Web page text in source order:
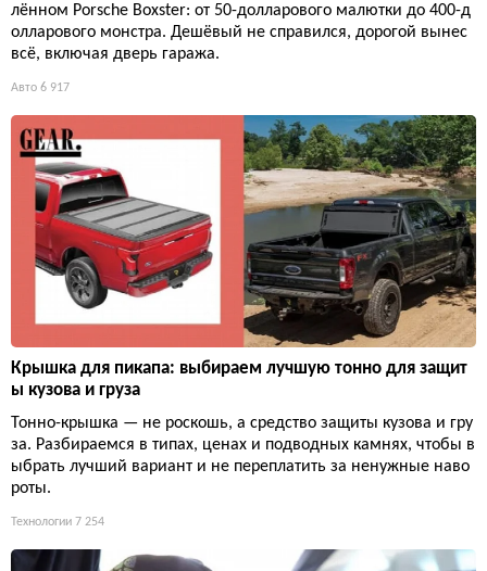
лённом Porsche Boxster: от 50-долларового малютки до 400-д
олларового монстра. Дешёвый не справился, дорогой вынес
всё, включая дверь гаража.
Авто 6 917
Крышка для пикапа: выбираем лучшую тонно для защит
ы кузова и груза
Тонно-крышка — не роскошь, а средство защиты кузова и гру
за. Разбираемся в типах, ценах и подводных камнях, чтобы в
ыбрать лучший вариант и не переплатить за ненужные наво
роты.
Технологии 7 254